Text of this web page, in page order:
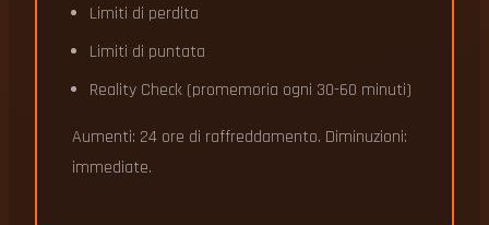
Limiti di perdita
Limiti di puntata
Reality Check (promemoria ogni 30-60 minuti)
Aumenti: 24 ore di raffreddamento. Diminuzioni:
immediate.